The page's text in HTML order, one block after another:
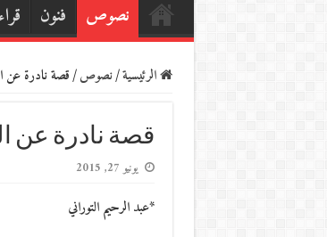
نصوص فنون
الرئيسية/نصوص/قصة نادرة عن
قصة نادرة عن
يونيو 27, 2015
*عبد الرحيم التوراني